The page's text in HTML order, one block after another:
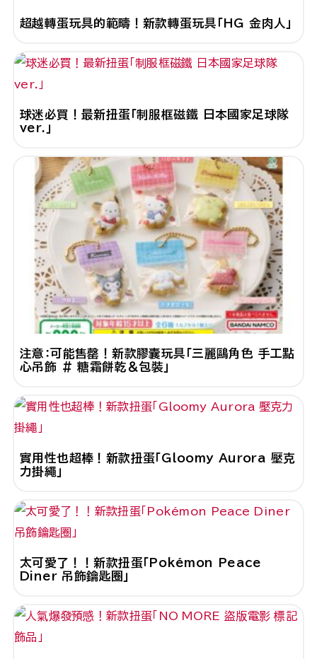
超越轉蛋玩具的範疇！新款轉蛋玩具「HG 金肉人」
球迷必買！最新扭蛋「制服框磁鐵 日本國家足球隊
ver.」
注意：可能售罄！新款膠囊玩具「三麗鷗角色 手工點
心吊飾 # 糖霜餅乾＆包裝」
實用性也超棒！新款扭蛋「Gloomy Aurora 壓克
力掛繩」
太可愛了！！新款扭蛋「Pokémon Peace
Diner 吊飾鑰匙圈」